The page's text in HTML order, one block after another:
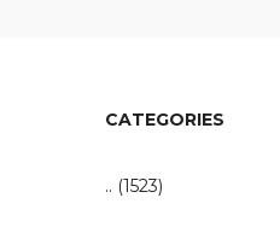
CATEGORIES
.. (1523)